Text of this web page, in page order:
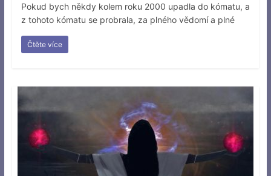
Pokud bych někdy kolem roku 2000 upadla do kómatu, a
z tohoto kómatu se probrala, za plného vědomí a plné
Čtěte více